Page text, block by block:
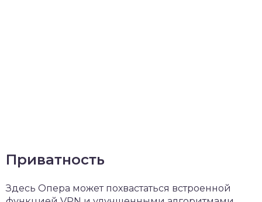
Приватность
Здесь Опера может похвастаться встроенной